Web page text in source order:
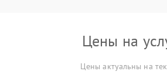
Цены на
Цены актуальны на